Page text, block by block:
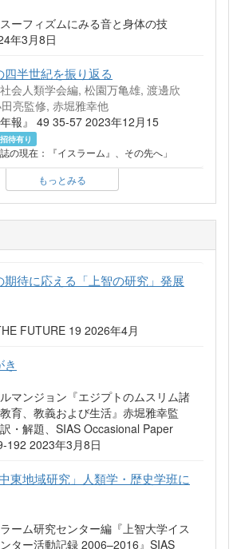
ーフィズムにみる音と身体の技
年3月8日
半世紀を振り返る
会人類学会編, 松園万亀雄, 渡邊欣
亮監修, 赤堀雅幸他
年報』 49 35-57 2023年12月15
招待有り
の現在：『イスラーム』、その先へ」
もっとみる
期待に応える「上智の研究」発展
FUTURE 19 2026年4月
マンジョン『エジプトのムスリム諸
育、教義および生活』赤堀雅幸監
・解題、SIAS Occasional Paper
192 2023年3月8日
東地域研究」人類学・歴史学班に
ーム研究センター編『上智大学イス
ター活動記録 2006–2016』SIAS